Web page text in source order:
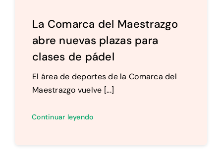
La Comarca del Maestrazgo
abre nuevas plazas para
clases de pádel
El área de deportes de la Comarca del
Maestrazgo vuelve [...]
Continuar leyendo